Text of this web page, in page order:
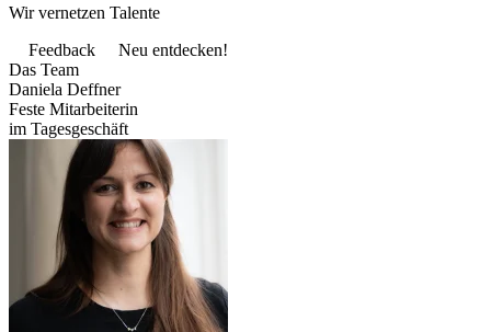
Wir vernetzen Talente
Feedback
Neu entdecken!
Das Team
Daniela Deffner
Feste Mitarbeiterin
im Tagesgeschäft